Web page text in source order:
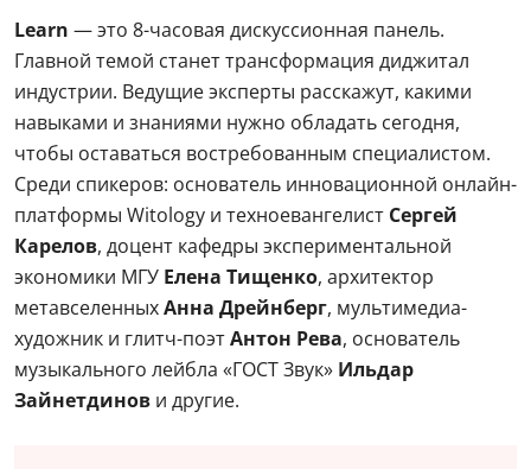
Learn — это 8-часовая дискуссионная панель.
Главной темой станет трансформация диджитал
индустрии. Ведущие эксперты расскажут, какими
навыками и знаниями нужно обладать сегодня,
чтобы оставаться востребованным специалистом.
Среди спикеров: основатель инновационной онлайн-
платформы Witology и техноевангелист Сергей
Карелов, доцент кафедры экспериментальной
экономики МГУ Елена Тищенко, архитектор
метавселенныхАнна Дрейнберг, мультимедиа-
художник и глитч-поэтАнтон Рева, основатель
музыкального лейбла «ГОСТ Звук» Ильдар
Зайнетдинов и другие.